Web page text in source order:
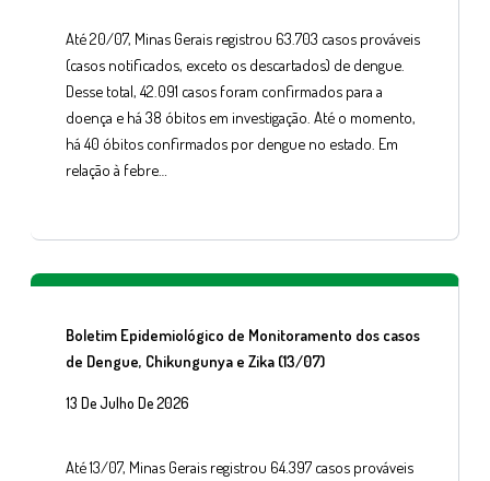
Até 20/07, Minas Gerais registrou 63.703 casos prováveis
(casos notificados, exceto os descartados) de dengue.
Desse total, 42.091 casos foram confirmados para a
doença e há 38 óbitos em investigação. Até o momento,
há 40 óbitos confirmados por dengue no estado. Em
relação à febre…
Boletim Epidemiológico de Monitoramento dos casos
de Dengue, Chikungunya e Zika (13/07)
13 De Julho De 2026
Até 13/07, Minas Gerais registrou 64.397 casos prováveis